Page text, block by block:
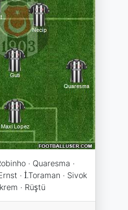
· Quaresma ·
· İ.Toraman · Sivok
· Rüştü